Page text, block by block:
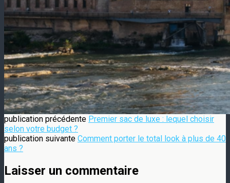
publication précédente Premier sac de luxe : lequel choisir
selon votre budget ?
publication suivante Comment porter le total look à plus de 40
ans ?
Laisser un commentaire